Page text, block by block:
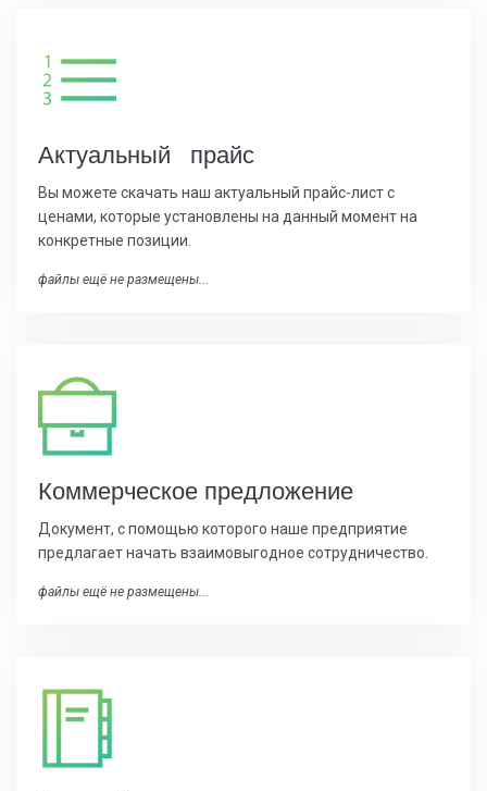
Актуальный прайс
Вы можете скачать наш актуальный прайс-лист с
ценами, которые установлены на данный момент на
конкретные позиции.
файлы ещё не размещены...
Коммерческое предложение
Документ, с помощью которого наше предприятие
предлагает начать взаимовыгодное сотрудничество.
файлы ещё не размещены...